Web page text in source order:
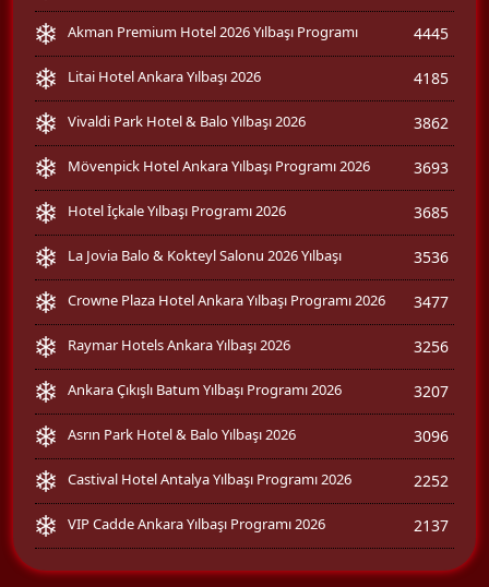
Akman Premium Hotel 2026 Yılbaşı Programı 4445
Litai Hotel Ankara Yılbaşı 2026 4185
Vivaldi Park Hotel & Balo Yılbaşı 2026 3862
Mövenpick Hotel Ankara Yılbaşı Programı 2026 3693
Hotel İçkale Yılbaşı Programı 2026 3685
La Jovia Balo & Kokteyl Salonu 2026 Yılbaşı 3536
Crowne Plaza Hotel Ankara Yılbaşı Programı 2026 3477
Raymar Hotels Ankara Yılbaşı 2026 3256
Ankara Çıkışlı Batum Yılbaşı Programı 2026 3207
Asrın Park Hotel & Balo Yılbaşı 2026 3096
Castival Hotel Antalya Yılbaşı Programı 2026 2252
VIP Cadde Ankara Yılbaşı Programı 2026 2137